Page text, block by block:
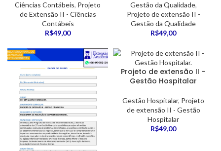
Ciências Contábeis, Projeto
de Extensão II - Ciências
Contábeis
R$49,00
Gestão da Qualidade,
Projeto de extensão II -
Gestão da Qualidade
R$49,00
Projeto de extensão II –
Gestão Hospitalar
Gestão Hospitalar, Projeto
de extensão II - Gestão
Hospitalar
R$49,00